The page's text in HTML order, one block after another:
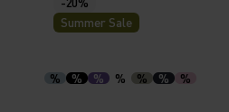
Summer Sale
% % % % % % %